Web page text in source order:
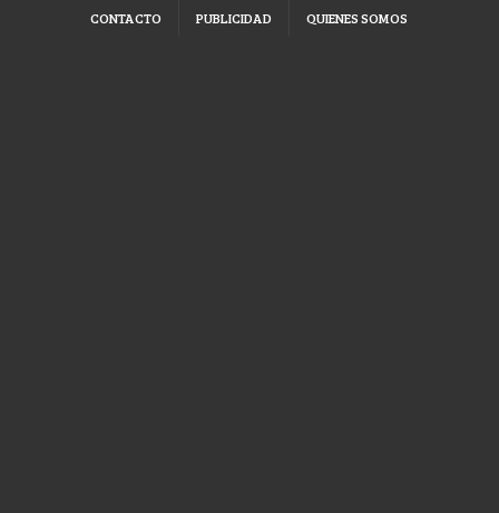
CONTACTO PUBLICIDAD QUIENES SOMOS